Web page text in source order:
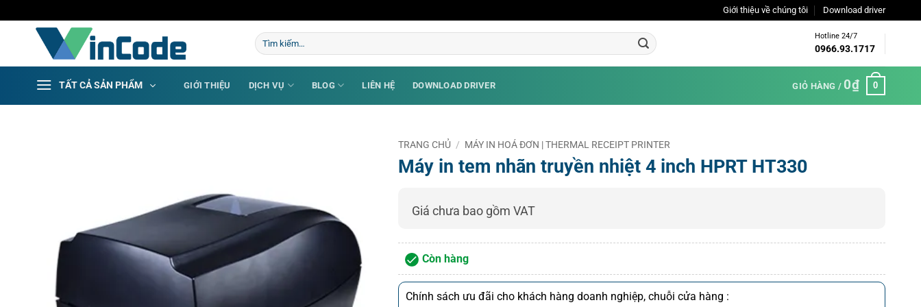
qua
Giới thiệu về chúng tôi Download driver
Tìm
kiếm:
Hotline 24/7
0966.93.1717
TẤT CẢ SẢN PHẨM GIỚI THIỆU DỊCH VỤ BLOG LIÊN HỆ DOWNLOAD DRIVER GIỎ HÀNG / 0₫ 0
TRANG CHỦ / MÁY IN HOÁ ĐƠN | THERMAL RECEIPT PRINTER
Máy in tem nhãn truyền nhiệt 4 inch HPRT HT330
Giá chưa bao gồm VAT
Còn hàng
Chính sách ưu đãi cho khách hàng doanh nghiệp, chuỗi cửa hàng :